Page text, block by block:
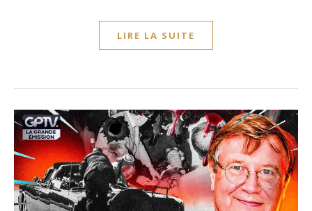
LIRE LA SUITE